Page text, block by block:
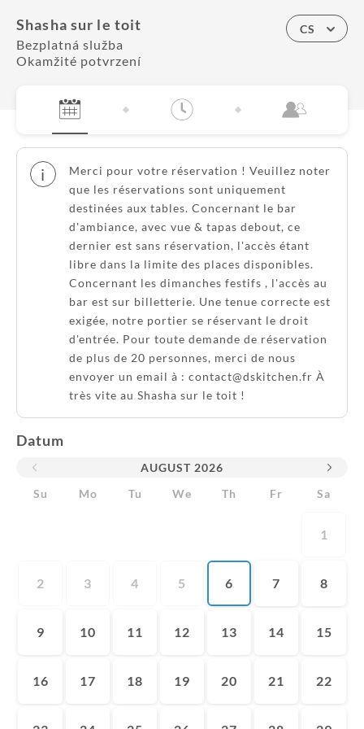
Shasha sur le toit
Bezplatná služba
Okamžité potvrzení
CS
i
Merci pour votre réservation ! Veuillez noter
que les réservations sont uniquement
destinées aux tables. Concernant le bar
d'ambiance, avec vue & tapas debout, ce
dernier est sans réservation, l'accès étant
libre dans la limite des places disponibles.
Concernant les dimanches festifs , l'accès au
bar est sur billetterie. Une tenue correcte est
exigée, notre portier se réservant le droit
d'entrée. Pour toute demande de réservation
de plus de 20 personnes, merci de nous
envoyer un email à : contact@dskitchen.fr À
très vite au Shasha sur le toit !
Datum
AUGUST 2026
Su
Mo Tu We Th Fr Sa
1
2 3 4 5 6 7 8
9 10 11 12 13 14 15
16 17 18 19 20 21 22